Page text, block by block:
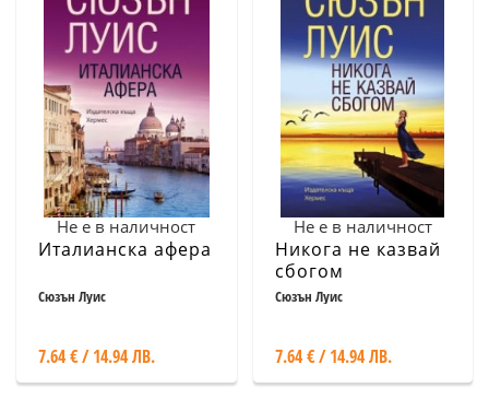
Не е в наличност
Италианска афера
Сюзън Луис
7.64 € / 14.94 ЛВ.
Не е в наличност
Никога не казвай
сбогом
Сюзън Луис
7.64 € / 14.94 ЛВ.